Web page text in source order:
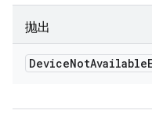
抛出
DeviceNotAvailable